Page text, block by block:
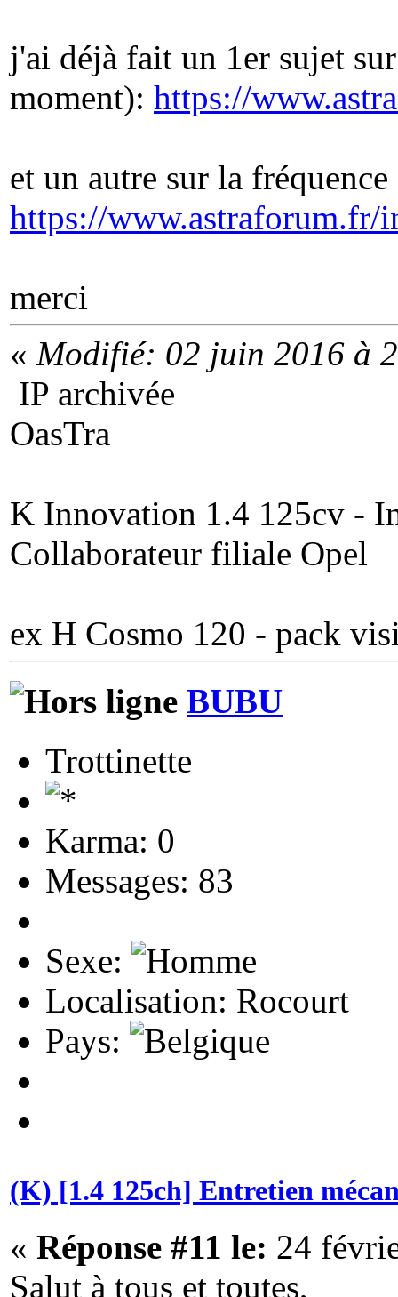
j'ai déjà fait un 1er sujet
moment): https://
et un autre sur la
https://www.astraforum.fr/
merci
« Modifié: 02 juin 2016 à
IP archivée
OasTra
K Innovation 1.4 125cv -
Collaborateur filiale Opel
ex H Cosmo 120 - pack
BUBU
Trottinette
Karma: 0
Messages: 83
Sexe:
Localisation: Rocourt
Pays:
(K) [1.4 125ch] Entretien
« Réponse #11 le: 24
Salut à tous et toutes,